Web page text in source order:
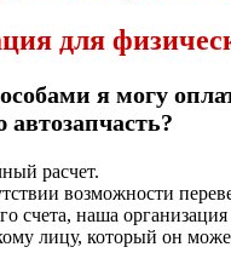
для
я могу
автозапчасть?
расчет.
возможности
счета, наша
лицу, который он